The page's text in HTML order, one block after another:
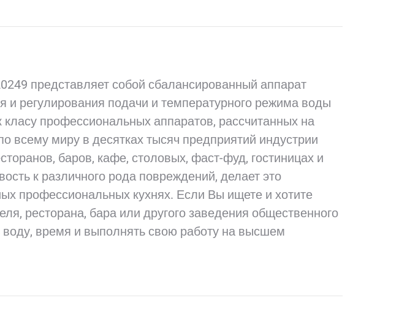
представляет собой сбалансированный аппарат
и регулирования подачи и температурного режима воды
профессиональных аппаратов, рассчитанных на
всему миру в десятках тысяч предприятий индустрии
баров, кафе, столовых, фаст-фуд, гостиницах и
к различного рода повреждений, делает это
профессиональных кухнях. Если Вы ищете и хотите
ресторана, бара или другого заведения общественного
воду, время и выполнять свою работу на высшем